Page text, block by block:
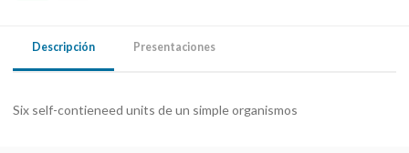
Descripción Presentaciones
Six self-contieneed units de un simple organismos